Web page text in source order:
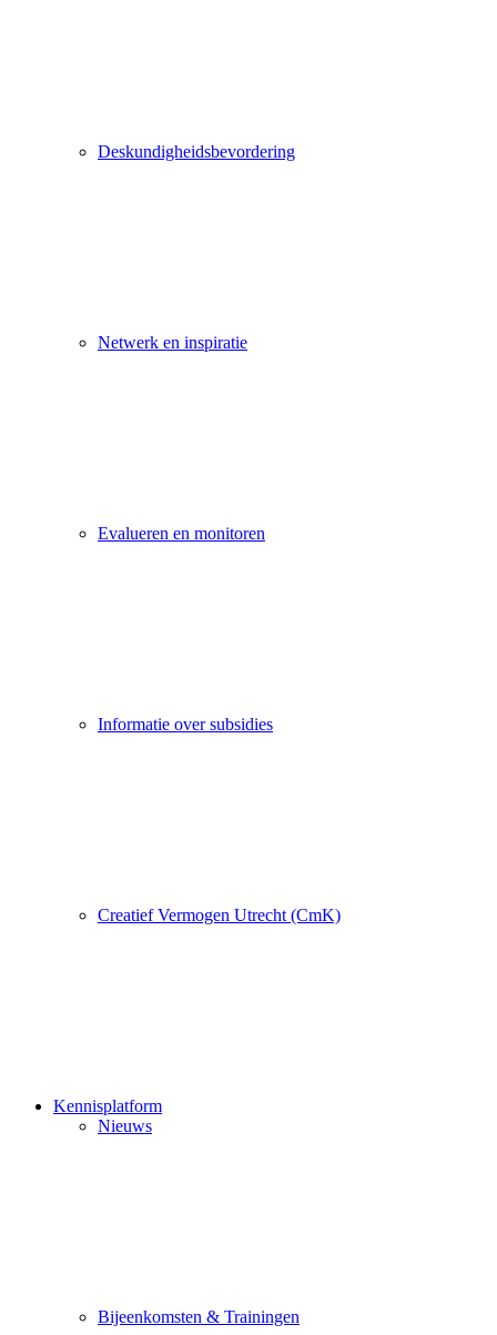
Deskundigheidsbevordering
Netwerk en inspiratie
Evalueren en monitoren
Informatie over subsidies
Creatief Vermogen Utrecht (CmK)
Kennisplatform
Nieuws
Bijeenkomsten & Trainingen